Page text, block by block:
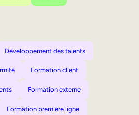
Développement des talents
Formation client
Formation externe
Formation première ligne